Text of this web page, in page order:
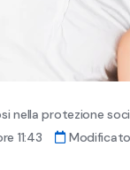
nella protezione
11:43
Modificato